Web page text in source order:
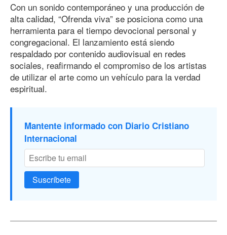
Con un sonido contemporáneo y una producción de
alta calidad, “Ofrenda viva” se posiciona como una
herramienta para el tiempo devocional personal y
congregacional. El lanzamiento está siendo
respaldado por contenido audiovisual en redes
sociales, reafirmando el compromiso de los artistas
de utilizar el arte como un vehículo para la verdad
espiritual.
Mantente informado con Diario Cristiano
Internacional
Suscríbete